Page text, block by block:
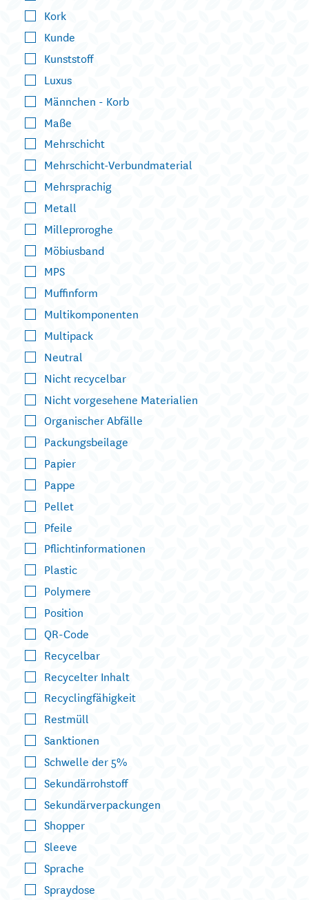
Kork
Kunde
Kunststoff
Luxus
Männchen - Korb
Maße
Mehrschicht
Mehrschicht-Verbundmaterial
Mehrsprachig
Metall
Milleproroghe
Möbiusband
MPS
Muffinform
Multikomponenten
Multipack
Neutral
Nicht recycelbar
Nicht vorgesehene Materialien
Organischer Abfälle
Packungsbeilage
Papier
Pappe
Pellet
Pfeile
Pflichtinformationen
Plastic
Polymere
Position
QR-Code
Recycelbar
Recycelter Inhalt
Recyclingfähigkeit
Restmüll
Sanktionen
Schwelle der 5%
Sekundärrohstoff
Sekundärverpackungen
Shopper
Sleeve
Sprache
Spraydose